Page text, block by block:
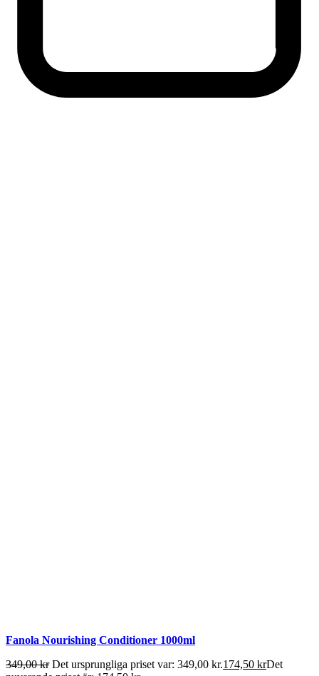
Fanola Nourishing Conditioner 1000ml
349,00kr Det ursprungliga priset var: 349,00 kr.174,50 krDet